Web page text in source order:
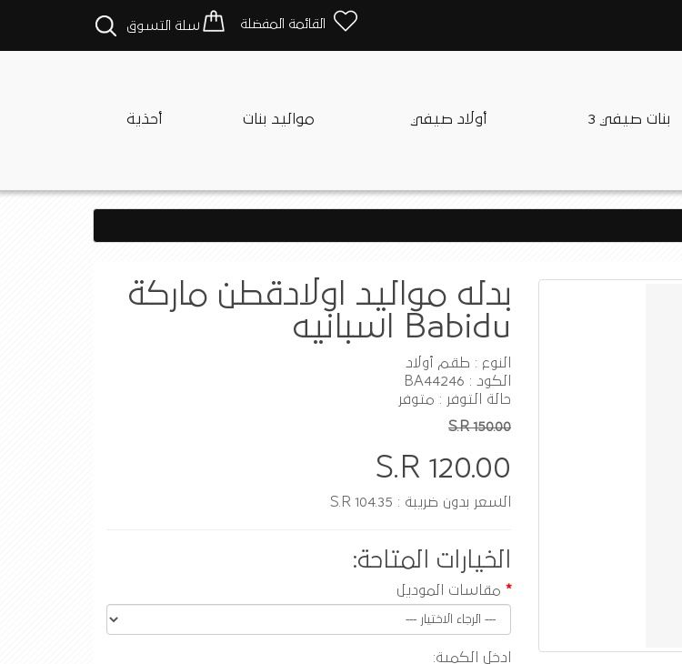
القائمة المفضلة سلة التسوق
بنات صيفي 3 أولاد صيفي مواليد بنات أحذية
بدله مواليد اولادقطن ماركة
Babidu اسبانيه
النوع : طقم أولاد
الكود : BA44246
حالة التوفر : متوفر
S.R 150.00
S.R 120.00
السعر بدون ضريبة : S.R 104.35
الخيارات المتاحة:
مقاسات الموديل
ادخل الكمية: